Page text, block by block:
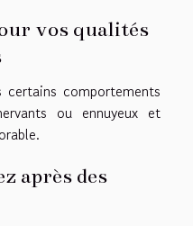
vos qualités
comportements
ou ennuyeux et
après des